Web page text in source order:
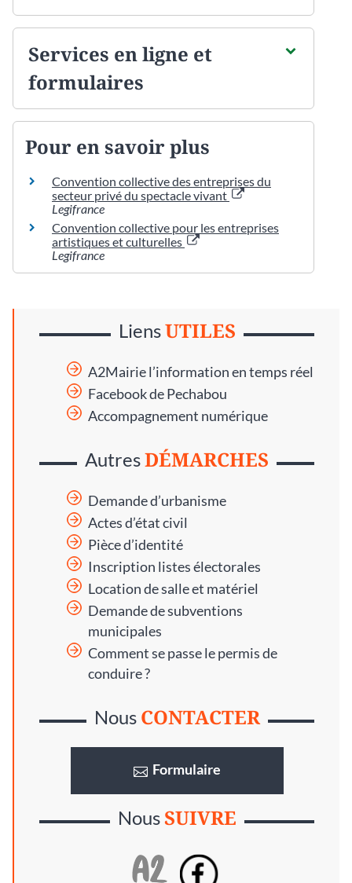
Services en ligne et
formulaires
Pour en savoir plus
Convention collective des entreprises du
secteur privé du spectacle vivant
Legifrance
Convention collective pour les entreprises
artistiques et culturelles
Legifrance
LiensUTILES
A2Mairie l’information en temps réel
Facebook de Pechabou
Accompagnement numérique
AutresDÉMARCHES
Demande d’urbanisme
Actes d’état civil
Pièce d’identité
Inscription listes électorales
Location de salle et matériel
Demande de subventions
municipales
Comment se passe le permis de
conduire ?
Nous CONTACTER
Formulaire
NousSUIVRE